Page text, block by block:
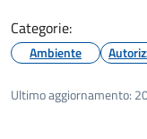
Categorie:
Ambiente
Ultimo aggiornamento: